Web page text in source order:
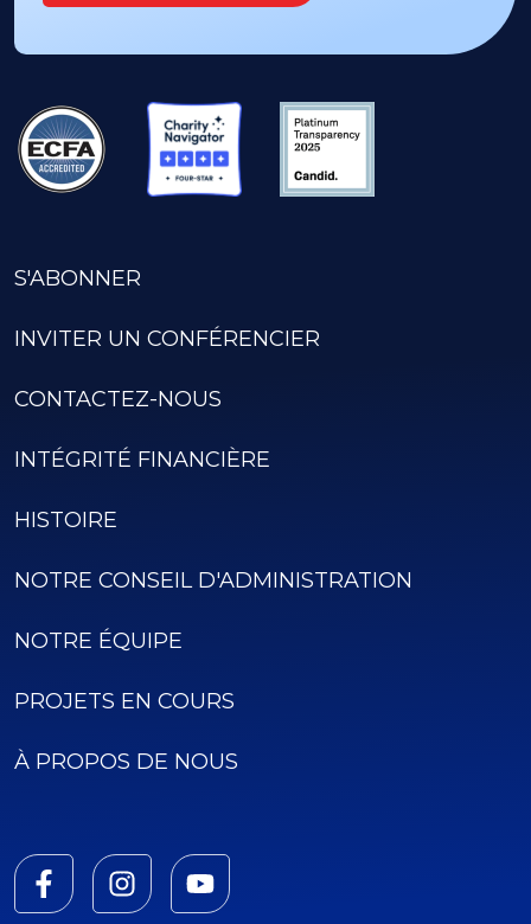
S'ABONNER
INVITER UN CONFÉRENCIER
CONTACTEZ-NOUS
INTÉGRITÉ FINANCIÈRE
HISTOIRE
NOTRE CONSEIL D'ADMINISTRATION
NOTRE ÉQUIPE
PROJETS EN COURS
À PROPOS DE NOUS